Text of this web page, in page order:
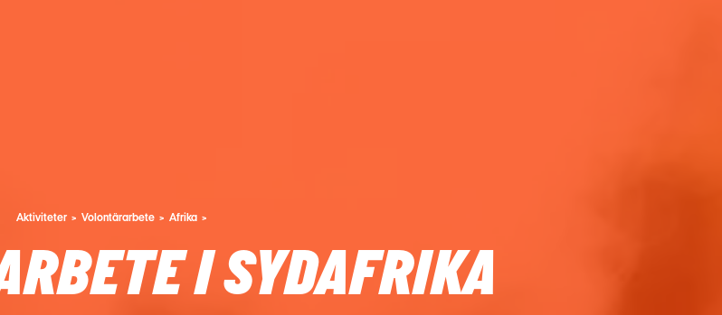
Aktiviteter Volontärarbete Afrika
I SYDAFRIKA